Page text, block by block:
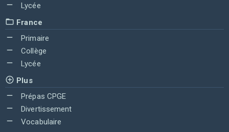
Lycée
France
Primaire
Collège
Lycée
Plus
Prépas CPGE
Divertissement
Vocabulaire